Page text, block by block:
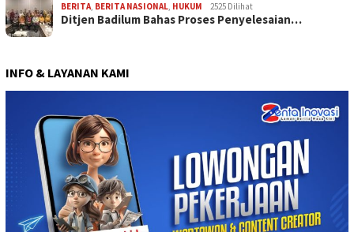
BERITA, BERITA NASIONAL, HUKUM 2525 Dilihat
Ditjen Badilum Bahas Proses Penyelesaian…
INFO & LAYANAN KAMI